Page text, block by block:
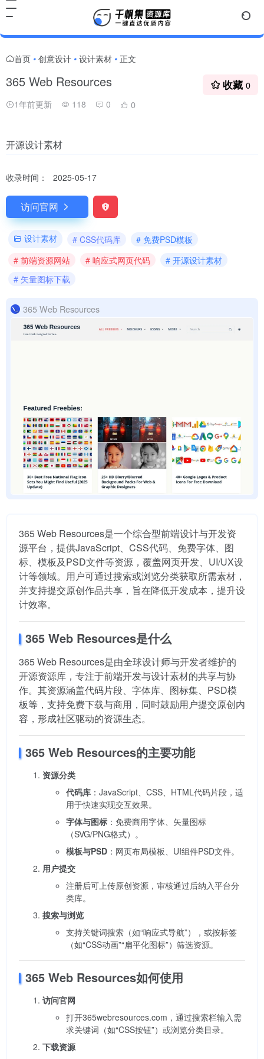
首页 • 创意设计 • 设计素材 • 正文
365 Web Resources
1年前更新 118 0 0
收藏 0
开源设计素材
收录时间： 2025-05-17
访问官网
设计素材 # CSS代码库
# 免费PSD模板
# 前端资源网站
# 响应式网页代码
# 开源设计素材
# 矢量图标下载
365 Web Resources
365 Web Resources是一个综合型前端设计与开发资
源平台，提供JavaScript、CSS代码、免费字体、图
标、模板及PSD文件等资源，覆盖网页开发、UI/UX设
计等领域。用户可通过搜索或浏览分类获取所需素材，
并支持提交原创作品共享，旨在降低开发成本，提升设
计效率。
365 Web Resources是什么
365 Web Resources是由全球设计师与开发者维护的
开源资源库，专注于前端开发与设计素材的共享与协
作。其资源涵盖代码片段、字体库、图标集、PSD模
板等，支持免费下载与商用，同时鼓励用户提交原创内
容，形成社区驱动的资源生态。
365 Web Resources的主要功能
资源分类
代码库 ：JavaScript、CSS、HTML代码片段，适
用于快速实现交互效果。
字体与图标 ：免费商用字体、矢量图标
（SVG/PNG格式）。
模板与PSD ：网页布局模板、UI组件PSD文件。
用户提交
注册后可上传原创资源，审核通过后纳入平台分
类库。
搜索与浏览
支持关键词搜索（如“响应式导航”），或按标签
（如“CSS动画”“扁平化图标”）筛选资源。
365 Web Resources如何使用
访问官网
打开365webresources.com，通过搜索栏输入需
求关键词（如“CSS按钮”）或浏览分类目录。
下载资源